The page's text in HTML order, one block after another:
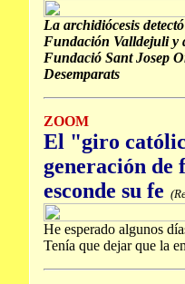
La archidiócesis
Fundación Valldejuli y
Fundació Sant Josep
Desemparats
ZOOM
El "giro
generación de
esconde su fe
He esperado algunos
Tenía que dejar que la